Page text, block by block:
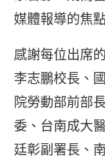
媒體報導的焦點
感謝每位出席
李志鵬校長、
院勞動部前部
委、台南成大
廷彰副署長、